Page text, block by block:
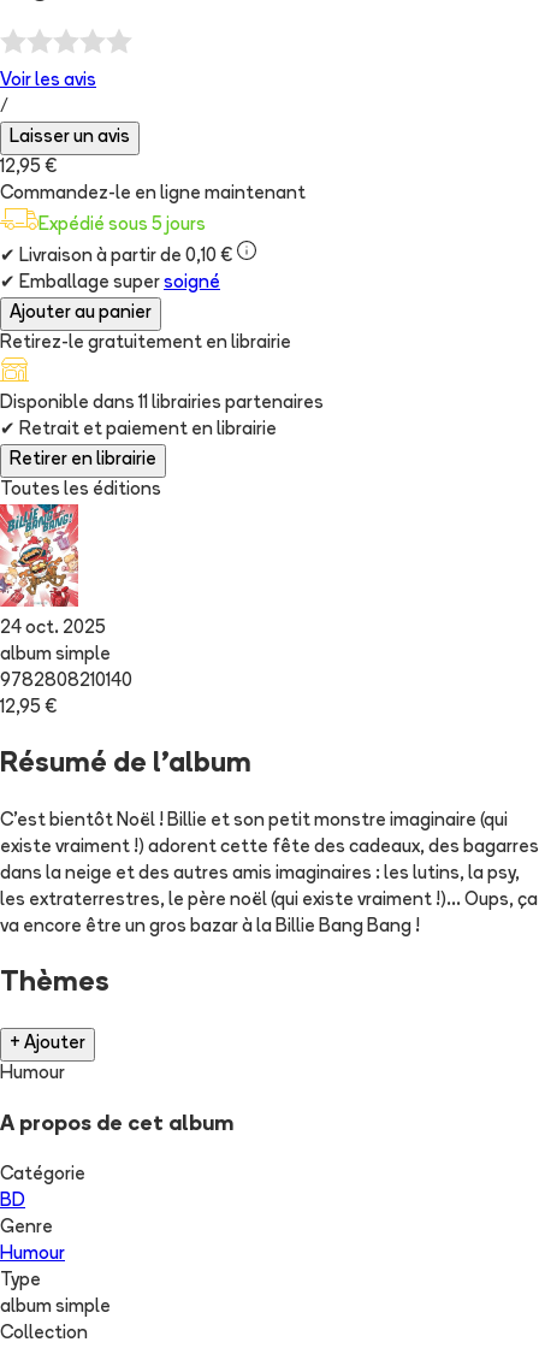
Voir les avis
/
Laisser un avis
12,95 €
Commandez-le en ligne maintenant
Expédié sous 5 jours
✔ Livraison à partir de 0,10 €
✔ Emballage super soigné
Ajouter au panier
Retirez-le gratuitement en librairie
Disponible dans 11 librairies partenaires
✔ Retrait et paiement en librairie
Retirer en librairie
Toutes les éditions
24 oct. 2025
album simple
9782808210140
12,95 €
Résumé de l'album
C'est bientôt Noël ! Billie et son petit monstre imaginaire (qui
existe vraiment !) adorent cette fête des cadeaux, des bagarres
dans la neige et des autres amis imaginaires : les lutins, la psy,
les extraterrestres, le père noël (qui existe vraiment !)... Oups, ça
va encore être un gros bazar à la Billie Bang Bang !
Thèmes
+ Ajouter
Humour
A propos de cet album
Catégorie
BD
Genre
Humour
Type
album simple
Collection